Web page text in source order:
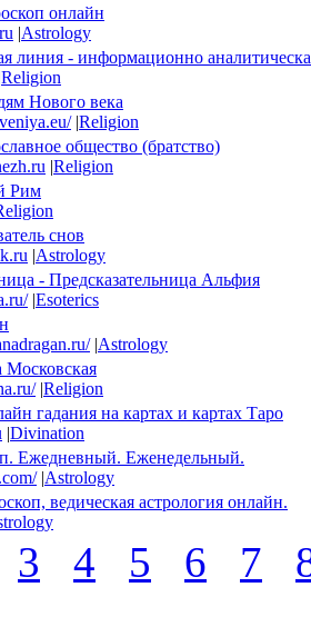
онлайн
|Astrology
линия - информационно
Religion
Нового века
|Religion
общество (братство)
|Religion
Рим
снов
|Astrology
- Предсказательница Альфия
|Esoterics
|Astrology
Московская
|Religion
гадания на картах и картах Таро
|Divination
Ежедневный. Еженедельный.
|Astrology
ведическая астрология онлайн.
3 4 5 6 7